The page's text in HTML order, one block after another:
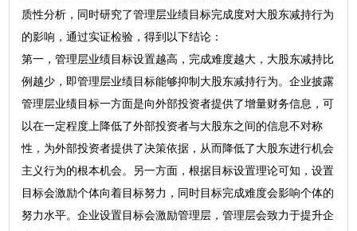
质性分析，同时研究了管理层业绩目标完成度对大股东减持行为
的影响，通过实证检验，得到以下结论：
第一，管理层业绩目标设置越高，完成难度越大，大股东减持比
例越少，即管理层业绩目标能够抑制大股东减持行为。企业披露
管理层业绩目标一方面是向外部投资者提供了增量财务信息，可
以在一定程度上降低了外部投资者与大股东之间的信息不对称
性，为外部投资者提供了决策依据，从而降低了大股东进行机会
主义行为的根本机会。另一方面，根据目标设置理论可知，设置
目标会激励个体向着目标努力，同时目标完成难度会影响个体的
努力水平。企业设置目标会激励管理层，管理层会致力于提升企